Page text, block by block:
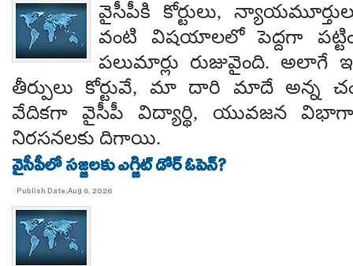
వైసీపీకి కోర్టులు,
వంటి విషయాలలో పెద్దగా
పలుమార్లు రుజువైంది. అలాగే
తీర్పులు కోర్టువే, మా దారి మాదే అన్న
వేదికగా వైసీపీ విద్యార్థి, యువజన
నిరసనలకు దిగాయి.
వైసీపీలో సజ్జలకు ఎగ్జిట్ డోర్ ఓపెన్?
Publish Date:Aug 6, 2026